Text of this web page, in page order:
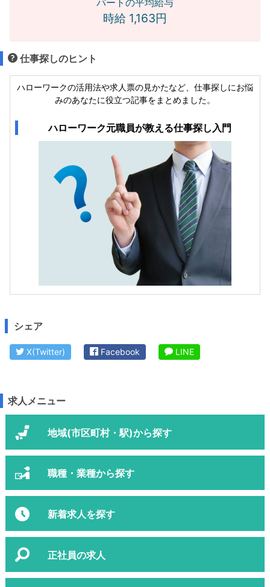
時給 1,163円
仕事探しのヒント
ハローワークの活用法や求人票の見かたなど、仕事探しにお悩
みのあなたに役立つ記事をまとめました。
ハローワーク元職員が教える仕事探し入門
シェア
X(Twitter) Facebook LINE
求人メニュー
地域(市区町村・駅)から探す
職種・業種から探す
新着求人を探す
正社員の求人